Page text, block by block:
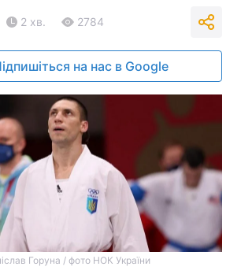
2 хв. 2784
на нас в Google
Горуна / фото НОК України